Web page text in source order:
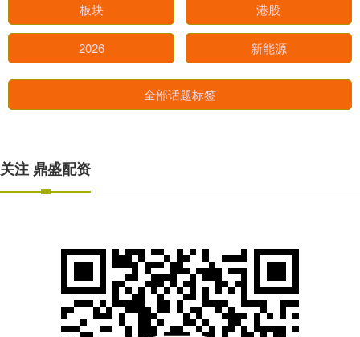
板块 港股
2026 新能源
全部话题标签
关注 鼎盛配资